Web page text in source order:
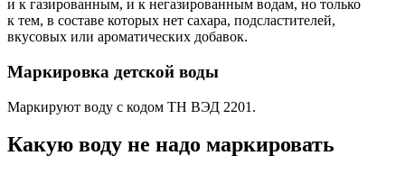
и к газированным, и к негазированным водам, но только
к тем, в составе которых нет сахара, подсластителей,
вкусовых или ароматических добавок.
Маркировка детской воды
Маркируют воду с кодом ТН ВЭД 2201.
Какую воду не надо маркировать